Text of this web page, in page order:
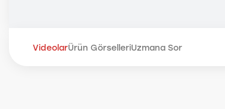
VideolarÜrün GörselleriUzmana Sor